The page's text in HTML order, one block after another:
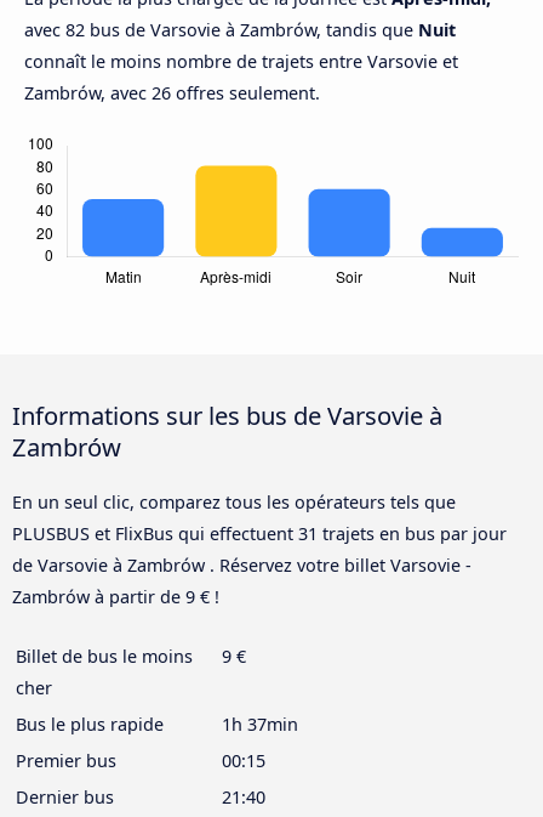
avec 82 bus de Varsovie à Zambrów, tandis que Nuit
connaît le moins nombre de trajets entre Varsovie et
Zambrów, avec 26 offres seulement.
Informations sur les bus de Varsovie à
Zambrów
En un seul clic, comparez tous les opérateurs tels que
PLUSBUS et FlixBus qui effectuent 31 trajets en bus par jour
de Varsovie à Zambrów . Réservez votre billet Varsovie -
Zambrów à partir de 9 € !
Billet de bus le moins
cher
9 €
Bus le plus rapide
1h 37min
Premier bus
00:15
Dernier bus
21:40